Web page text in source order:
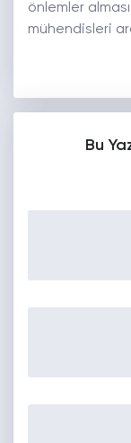
önlemler
mühendisleri
Bu